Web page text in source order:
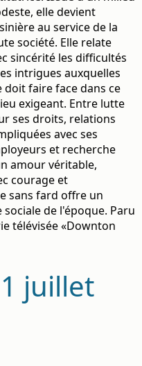
elle devient
au service de la
société. Elle relate
sincérité les difficultés
intrigues auxquelles
doit faire face dans ce
exigeant. Entre lutte
ses droits, relations
avec ses
et recherche
amour véritable,
courage et
sans fard offre un
de l'époque. Paru
télévisée «Downton
juillet